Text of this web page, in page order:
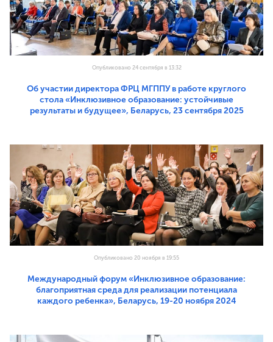
Опубликовано 24 сентября в 13:32
Об участии директора ФРЦ МГППУ в работе круглого
стола «Инклюзивное образование: устойчивые
результаты и будущее», Беларусь, 23 сентября 2025
Опубликовано 20 ноября в 19:55
Международный форум «Инклюзивное образование:
благоприятная среда для реализации потенциала
каждого ребенка», Беларусь, 19-20 ноября 2024